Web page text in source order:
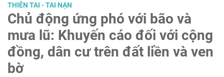
THIÊN TAI - TAI NẠN
Chủ động ứng phó với bão và
mưa lũ: Khuyến cáo đối với cộng
đồng, dân cư trên đất liền và ven
bờ